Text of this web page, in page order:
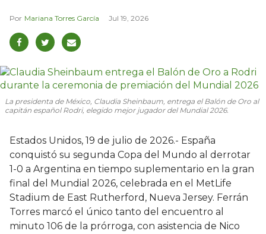
Mariana Torres García Jul 19, 2026
La presidenta de México, Claudia Sheinbaum, entrega el Balón de Oro al
capitán español Rodri, elegido mejor jugador del Mundial 2026.
Estados Unidos, 19 de julio de 2026.- España
conquistó su segunda Copa del Mundo al derrotar
1-0 a Argentina en tiempo suplementario en la gran
final del Mundial 2026, celebrada en el MetLife
Stadium de East Rutherford, Nueva Jersey. Ferrán
Torres marcó el único tanto del encuentro al
minuto 106 de la prórroga, con asistencia de Nico